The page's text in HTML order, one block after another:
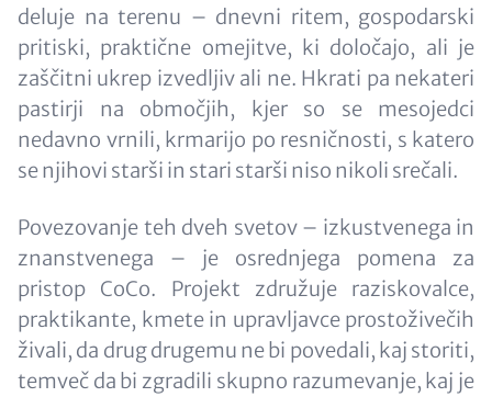
deluje na terenu – dnevni ritem, gospodarski
pritiski, praktične omejitve, ki določajo, ali je
zaščitni ukrep izvedljiv ali ne. Hkrati pa nekateri
pastirji na območjih, kjer so se mesojedci
nedavno vrnili, krmarijo po resničnosti, s katero
se njihovi starši in stari starši niso nikoli srečali.
Povezovanje teh dveh svetov – izkustvenega in
znanstvenega – je osrednjega pomena za
pristop CoCo. Projekt združuje raziskovalce,
praktikante, kmete in upravljavce prostoživečih
živali, da drug drugemu ne bi povedali, kaj storiti,
temveč da bi zgradili skupno razumevanje, kaj je